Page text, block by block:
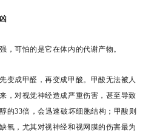
，可怕的是它在体内的代谢产物。
变成甲醛，再变成甲酸。甲酸无法被人
，对视觉神经造成严重伤害，甚至导致
的33倍，会迅速破坏细胞结构；甲酸则
氧，尤其对视神经和视网膜的伤害最为